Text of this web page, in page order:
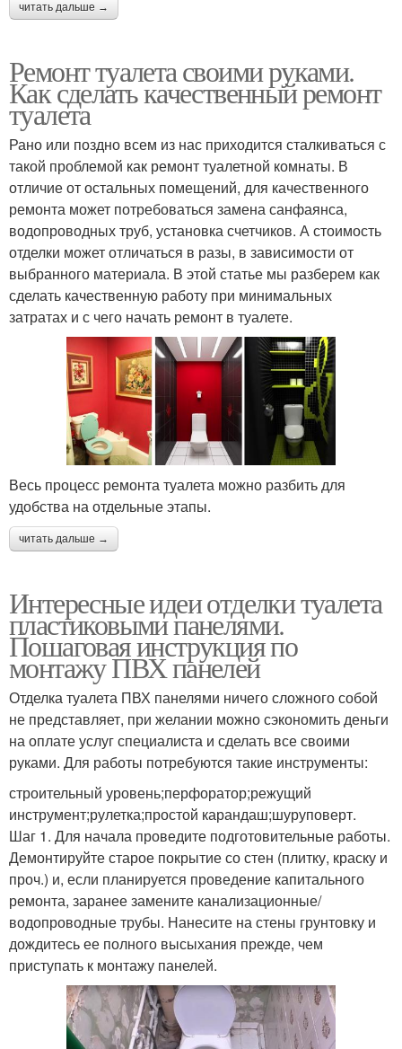
читать дальше →
Ремонт туалета своими руками.
Как сделать качественный ремонт
туалета
Рано или поздно всем из нас приходится сталкиваться с
такой проблемой как ремонт туалетной комнаты. В
отличие от остальных помещений, для качественного
ремонта может потребоваться замена санфаянса,
водопроводных труб, установка счетчиков. А стоимость
отделки может отличаться в разы, в зависимости от
выбранного материала. В этой статье мы разберем как
сделать качественную работу при минимальных
затратах и с чего начать ремонт в туалете.
Весь процесс ремонта туалета можно разбить для
удобства на отдельные этапы.
читать дальше →
Интересные идеи отделки туалета
пластиковыми панелями.
Пошаговая инструкция по
монтажу ПВХ панелей
Отделка туалета ПВХ панелями ничего сложного собой
не представляет, при желании можно сэкономить деньги
на оплате услуг специалиста и сделать все своими
руками. Для работы потребуются такие инструменты:
строительный уровень;перфоратор;режущий
инструмент;рулетка;простой карандаш;шуруповерт.
Шаг 1. Для начала проведите подготовительные работы.
Демонтируйте старое покрытие со стен (плитку, краску и
проч.) и, если планируется проведение капитального
ремонта, заранее замените канализационные/
водопроводные трубы. Нанесите на стены грунтовку и
дождитесь ее полного высыхания прежде, чем
приступать к монтажу панелей.